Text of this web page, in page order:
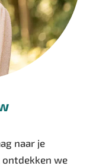
naar je
ontdekken we